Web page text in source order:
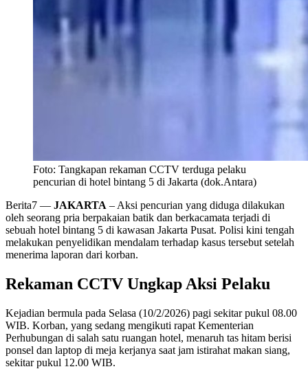
Foto: Tangkapan rekaman CCTV terduga pelaku
pencurian di hotel bintang 5 di Jakarta (dok.Antara)
Berita7 — JAKARTA – Aksi pencurian yang diduga dilakukan
oleh seorang pria berpakaian batik dan berkacamata terjadi di
sebuah hotel bintang 5 di kawasan Jakarta Pusat. Polisi kini tengah
melakukan penyelidikan mendalam terhadap kasus tersebut setelah
menerima laporan dari korban.
Rekaman CCTV Ungkap Aksi Pelaku
Kejadian bermula pada Selasa (10/2/2026) pagi sekitar pukul 08.00
WIB. Korban, yang sedang mengikuti rapat Kementerian
Perhubungan di salah satu ruangan hotel, menaruh tas hitam berisi
ponsel dan laptop di meja kerjanya saat jam istirahat makan siang,
sekitar pukul 12.00 WIB.